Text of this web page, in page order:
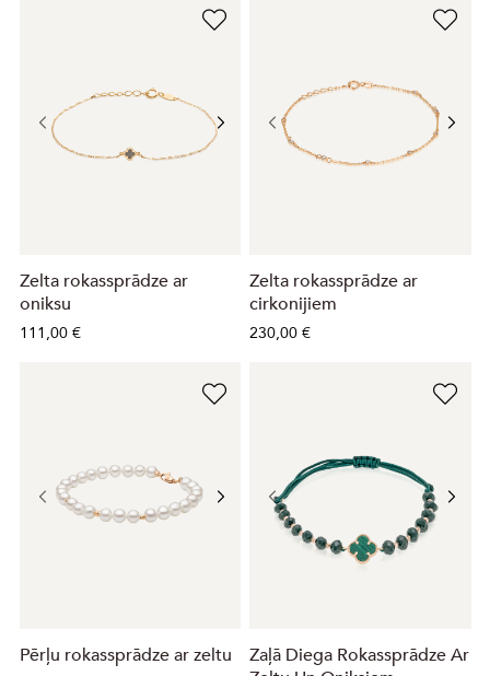
Zelta rokassprādze ar
oniksu
111,00 €
Zelta rokassprādze ar
cirkonijiem
230,00 €
Pērļu rokassprādze ar zeltu
Zaļā Diega Rokassprādze Ar